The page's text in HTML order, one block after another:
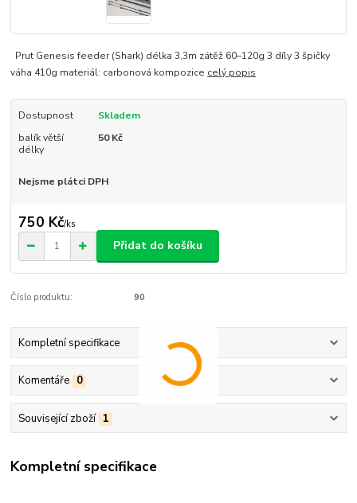
Prut Genesis feeder (Shark) délka 3,3m zátěž 60–120g 3 díly 3 špičky
váha 410g materiál: carbonová kompozice celý popis
Dostupnost
Skladem
balík větší
délky
50 Kč
Nejsme plátci DPH
750 Kč/ks
Přidat do košíku
Číslo produktu: 90
Kompletní specifikace
Komentáře 0
Související zboží 1
Kompletní specifikace